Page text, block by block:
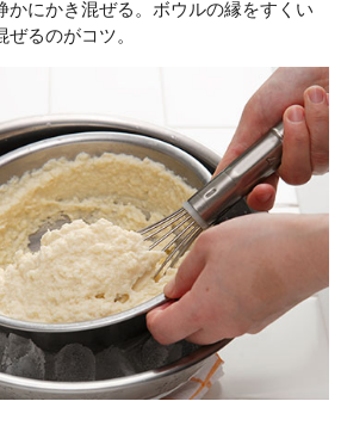
かにかき混ぜる。ボウルの縁をすくい
るのがコツ。